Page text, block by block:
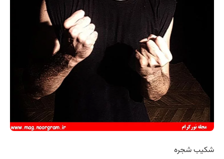
شکیب شجره